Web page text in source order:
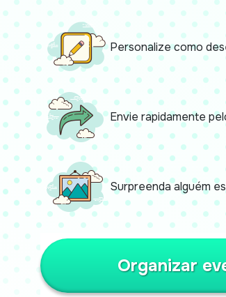
Personalize como
Envie rapidamente
Surpreenda alguém
Organizar